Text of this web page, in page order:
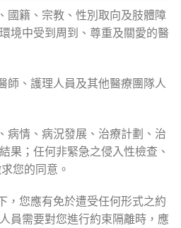
國籍、宗教、性別取向及肢體障
境中受到周到、尊重及關愛的醫
師、護理人員及其他醫療團隊人
病情、病況發展、治療計劃、治
果；任何非緊急之侵入性檢查、
您的同意。
，您應有免於遭受任何形式之約
員需要對您進行約束隔離時，應